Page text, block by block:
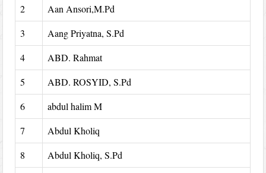
2
Aan Ansori,M.Pd
3
Aang Priyatna, S.Pd
4
ABD. Rahmat
5
ABD. ROSYID, S.Pd
6
abdul halim M
7
Abdul Kholiq
8
Abdul Kholiq, S.Pd